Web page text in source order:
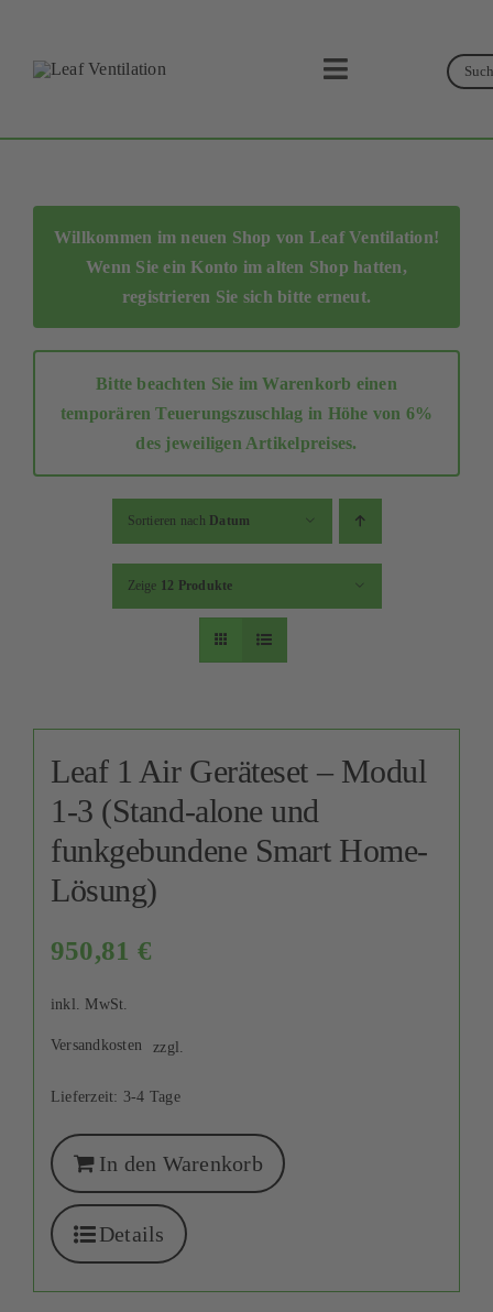
content
Toggle
Leaf Ventilation
Produkte
Service
Lüftungskonzept
Businesspartner
Shop
Kontakt
Mein Konto
Suche
Willkommen im neuen Shop von Leaf Ventilation!
Wenn Sie ein Konto im alten Shop hatten,
registrieren Sie sich bitte erneut.
Bitte beachten Sie im Warenkorb einen
temporären Teuerungszuschlag in Höhe von 6%
des jeweiligen Artikelpreises.
Sortieren nach Datum
Zeige 12 Produkte
Leaf 1 Air Geräteset – Modul
1-3 (Stand-alone und
funkgebundene Smart Home-
Lösung)
950,81 €
inkl. MwSt.
zzgl.
Versandkosten
Lieferzeit: 3-4 Tage
In den Warenkorb
Details